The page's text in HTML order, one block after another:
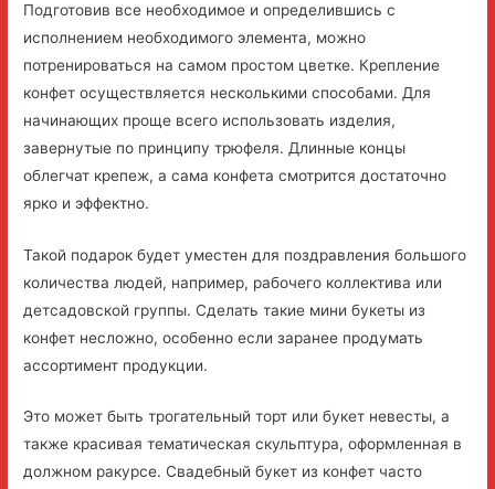
Подготовив все необходимое и определившись с
исполнением необходимого элемента, можно
потренироваться на самом простом цветке. Крепление
конфет осуществляется несколькими способами. Для
начинающих проще всего использовать изделия,
завернутые по принципу трюфеля. Длинные концы
облегчат крепеж, а сама конфета смотрится достаточно
ярко и эффектно.
Такой подарок будет уместен для поздравления большого
количества людей, например, рабочего коллектива или
детсадовской группы. Сделать такие мини букеты из
конфет несложно, особенно если заранее продумать
ассортимент продукции.
Это может быть трогательный торт или букет невесты, а
также красивая тематическая скульптура, оформленная в
должном ракурсе. Свадебный букет из конфет часто